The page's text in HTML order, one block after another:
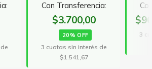
Con Transferencia:
$3.700,00
20% OFF
3 cuotas sin interés de
$1.541,67
3